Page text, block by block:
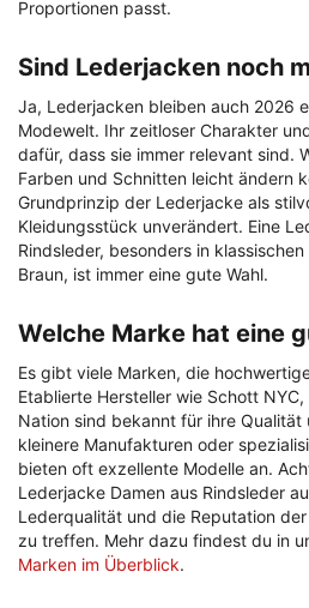
Proportionen passt.
Sind Lederjacken noch
Ja, Lederjacken bleiben auch 2026
Modewelt. Ihr zeitloser Charakter
dafür, dass sie immer relevant sind.
Farben und Schnitten leicht ändern
Grundprinzip der Lederjacke als
Kleidungsstück unverändert. Eine
Rindsleder, besonders in
Braun, ist immer eine gute Wahl.
Welche Marke hat eine
Es gibt viele Marken, die
Etablierte Hersteller wie Schott
Nation sind bekannt für ihre
kleinere Manufakturen oder
bieten oft exzellente Modelle an.
Lederjacke Damen aus Rindsleder
Lederqualität und die Reputation
zu treffen. Mehr dazu findest du in
Marken im Überblick.